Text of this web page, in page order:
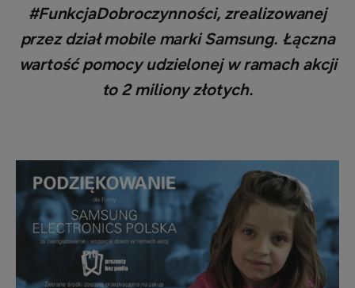
#FunkcjaDobroczynności, zrealizowanej
przez dział mobile marki Samsung. Łączna
wartość pomocy udzielonej w ramach akcji
to 2 miliony złotych.